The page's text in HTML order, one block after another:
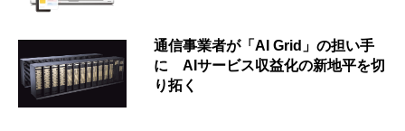
通信事業者が「AI Grid」の担い手
に AIサービス収益化の新地平を切
り拓く